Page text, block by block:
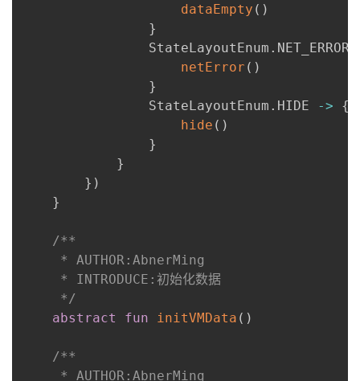
dataEmpty ( )
}
                StateLayoutEnum
. NET_ERROR
netError ( )
}
                StateLayoutEnum
. HIDE ->
{
hide ( )
}
}
} )
}
/**
     * AUTHOR:AbnerMing
     * INTRODUCE:初始化数据
     */
abstract
fun initVMData ( )
/**
     * AUTHOR:AbnerMing